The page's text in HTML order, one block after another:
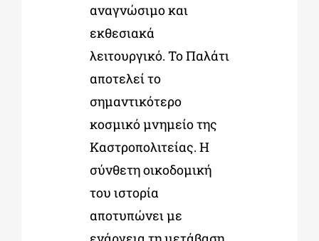
αναγνώσιμο και
εκθεσιακά
λειτουργικό. Το Παλάτι
αποτελεί το
σημαντικότερο
κοσμικό μνημείο της
Καστροπολιτείας. Η
σύνθετη οικοδομική
του ιστορία
αποτυπώνει με